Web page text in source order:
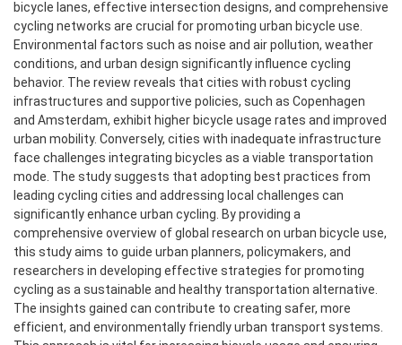
bicycle lanes, effective intersection designs, and comprehensive
cycling networks are crucial for promoting urban bicycle use.
Environmental factors such as noise and air pollution, weather
conditions, and urban design significantly influence cycling
behavior. The review reveals that cities with robust cycling
infrastructures and supportive policies, such as Copenhagen
and Amsterdam, exhibit higher bicycle usage rates and improved
urban mobility. Conversely, cities with inadequate infrastructure
face challenges integrating bicycles as a viable transportation
mode. The study suggests that adopting best practices from
leading cycling cities and addressing local challenges can
significantly enhance urban cycling. By providing a
comprehensive overview of global research on urban bicycle use,
this study aims to guide urban planners, policymakers, and
researchers in developing effective strategies for promoting
cycling as a sustainable and healthy transportation alternative.
The insights gained can contribute to creating safer, more
efficient, and environmentally friendly urban transport systems.